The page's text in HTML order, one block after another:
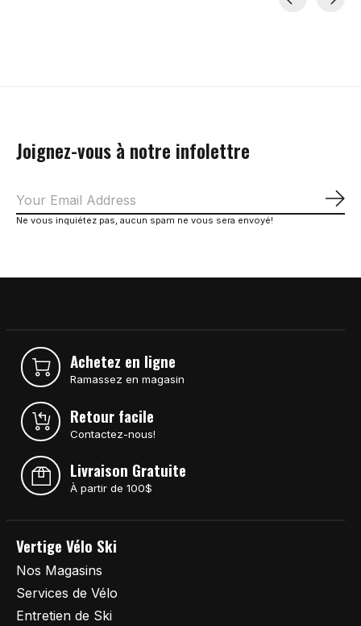
Joignez-vous à notre infolettre
Ne vous inquiétez pas, aucun spam ne vous sera envoyé!
Achetez en ligne
Ramassez en magasin
Retour facile
Contactez-nous!
Livraison Gratuite
À partir de 100$
Vertige Vélo Ski
Nos Magasins
Services de Vélo
Entretien de Ski